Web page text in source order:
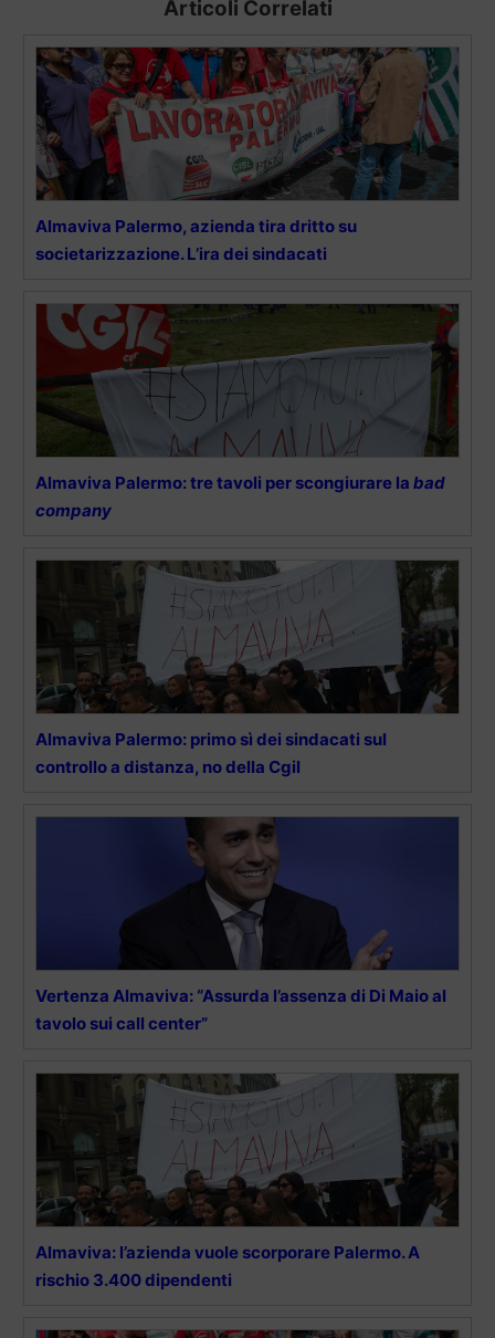
Articoli Correlati
Almaviva Palermo, azienda tira dritto su
societarizzazione. L’ira dei sindacati
Almaviva Palermo: tre tavoli per scongiurare la bad
company
Almaviva Palermo: primo sì dei sindacati sul
controllo a distanza, no della Cgil
Vertenza Almaviva: “Assurda l’assenza di Di Maio al
tavolo sui call center”
Almaviva: l’azienda vuole scorporare Palermo. A
rischio 3.400 dipendenti